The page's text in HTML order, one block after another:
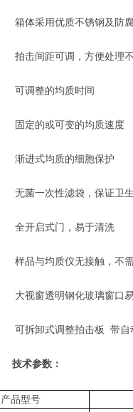
箱体采用优质不锈钢及防
拍击间距可调，方便处理不
可调整的均质时间
固定的或可变的均质速度
渐进式均质的细胞保护
无菌一次性滤袋，保证卫
全开启式门，易于清洗
样品与均质仪无接触，不需
大视窗透明钢化玻璃窗口
可拆卸式调整拍击板 带自
技术参数：
产品型号